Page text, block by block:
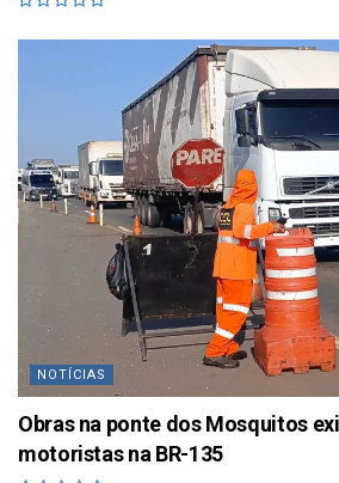
NOTÍCIAS
Obras na ponte dos Mosquitos
motoristas na BR-135